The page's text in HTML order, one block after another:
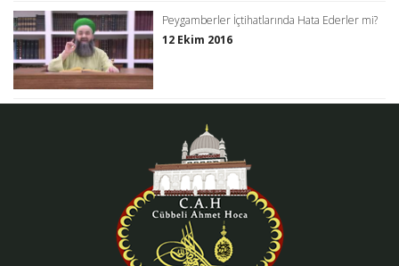
Peygamberler İçtihatlarında Hata Ederler mi?
12 Ekim 2016